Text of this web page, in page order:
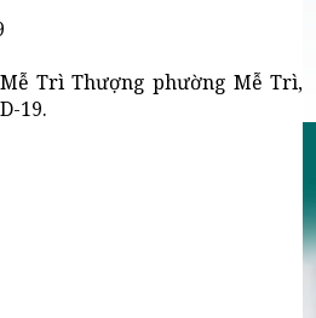
Trì Thượng phường Mễ Trì,
19.